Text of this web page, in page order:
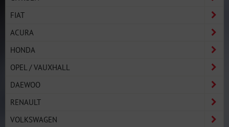
FIAT
ACURA
HONDA
OPEL / VAUXHALL
DAEWOO
RENAULT
VOLKSWAGEN